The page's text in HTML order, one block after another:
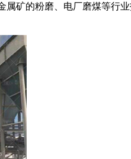
矿的粉磨、电厂磨煤等行